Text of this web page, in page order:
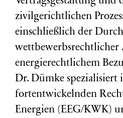
zivilgerichtlichen
einschließlich der
wettbewerbsrechtlicher
energierechtlichem
Dr. Dümke spezialisiert
fortentwickelnden
Energien (EEG/KWK)